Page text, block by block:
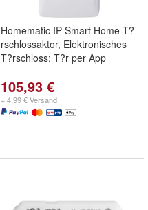
Homematic IP Smart Home T?
rschlossaktor, Elektronisches
T?rschloss: T?r per App
105,93 €
+ 4,99 € Versand